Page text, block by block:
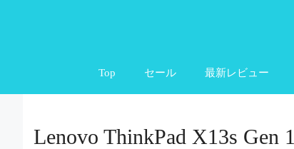
ツ
Top セール 最新レビュー
Lenovo ThinkPad X13s